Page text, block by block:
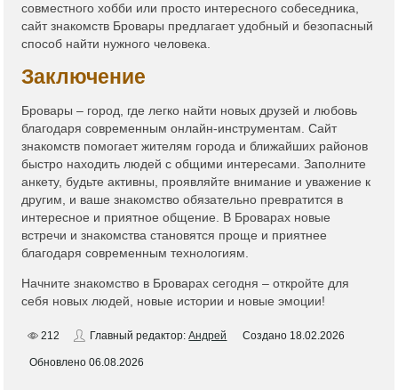
совместного хобби или просто интересного собеседника,
сайт знакомств Бровары предлагает удобный и безопасный
способ найти нужного человека.
Заключение
Бровары – город, где легко найти новых друзей и любовь
благодаря современным онлайн-инструментам. Сайт
знакомств помогает жителям города и ближайших районов
быстро находить людей с общими интересами. Заполните
анкету, будьте активны, проявляйте внимание и уважение к
другим, и ваше знакомство обязательно превратится в
интересное и приятное общение. В Броварах новые
встречи и знакомства становятся проще и приятнее
благодаря современным технологиям.
Начните знакомство в Броварах сегодня – откройте для
себя новых людей, новые истории и новые эмоции!
212 Главный редактор:Андрей Создано 18.02.2026
Обновлено06.08.2026